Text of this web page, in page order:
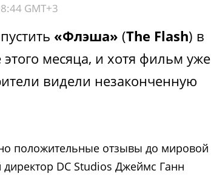
GMT+3
«Флэша» (The Flash) в
этого месяца, и хотя фильм уже
видели незаконченную
положительные отзывы до мировой
DC Studios Джеймс Ганн